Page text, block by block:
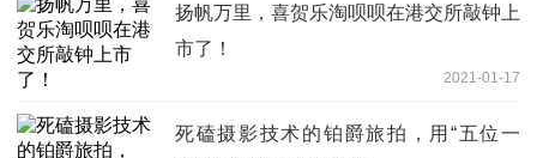
扬帆万里，喜贺乐淘呗呗在港交所敲钟上
市了！
2021-01-17
死磕摄影技术的铂爵旅拍，用“五位一